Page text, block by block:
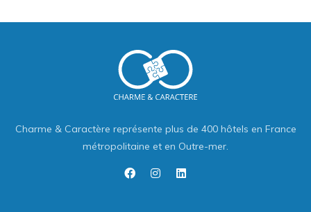
Charme & Caractère représente plus de 400 hôtels en France
métropolitaine et en Outre-mer.